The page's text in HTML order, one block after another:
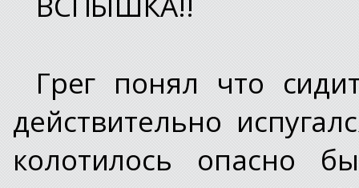
Грег понял что
действительно
колотилось опасно